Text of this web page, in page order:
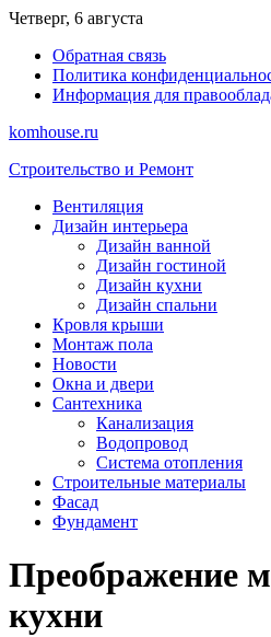
Перейти
содержимому
Четверг, 6 августа
Обратная связь
Политика
Информация для
komhouse.ru
Строительство и Ремонт
Вентиляция
Дизайн интерьера
Дизайн ванной
Дизайн гостиной
Дизайн кухни
Дизайн спальни
Кровля крыши
Монтаж пола
Новости
Окна и двери
Сантехника
Канализация
Водопровод
Система отопления
Строительные материалы
Фасад
Фундамент
Преображение
кухни